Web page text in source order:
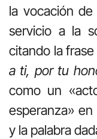
la vocación
servicio a la
citando la
a ti, por tu
como un
esperanza»
y la palabra